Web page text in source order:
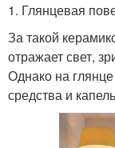
1. Глянцевая
За такой
отражает свет,
Однако на
средства и